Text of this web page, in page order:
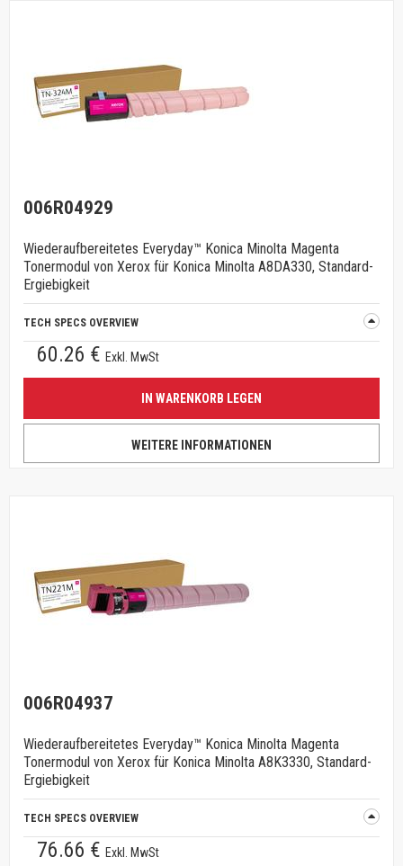
006R04929
Wiederaufbereitetes Everyday™ Konica Minolta Magenta
Tonermodul von Xerox für Konica Minolta A8DA330, Standard-
Ergiebigkeit
TECH SPECS OVERVIEW
60.26 € Exkl. MwSt
IN WARENKORB LEGEN
WEITERE INFORMATIONEN
006R04937
Wiederaufbereitetes Everyday™ Konica Minolta Magenta
Tonermodul von Xerox für Konica Minolta A8K3330, Standard-
Ergiebigkeit
TECH SPECS OVERVIEW
76.66 € Exkl. MwSt